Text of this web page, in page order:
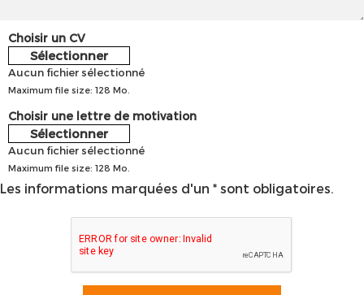
Choisir un CV
Sélectionner
Aucun fichier sélectionné
Maximum file size: 128 Mo.
Choisir une lettre de motivation
Sélectionner
Aucun fichier sélectionné
Maximum file size: 128 Mo.
Les informations marquées d'un * sont obligatoires.